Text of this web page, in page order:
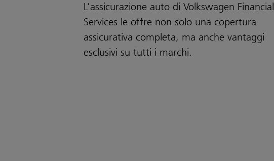
L’assicurazione auto di Volkswagen Financial
Services le offre non solo una copertura
assicurativa completa, ma anche vantaggi
esclusivi su tutti i marchi.